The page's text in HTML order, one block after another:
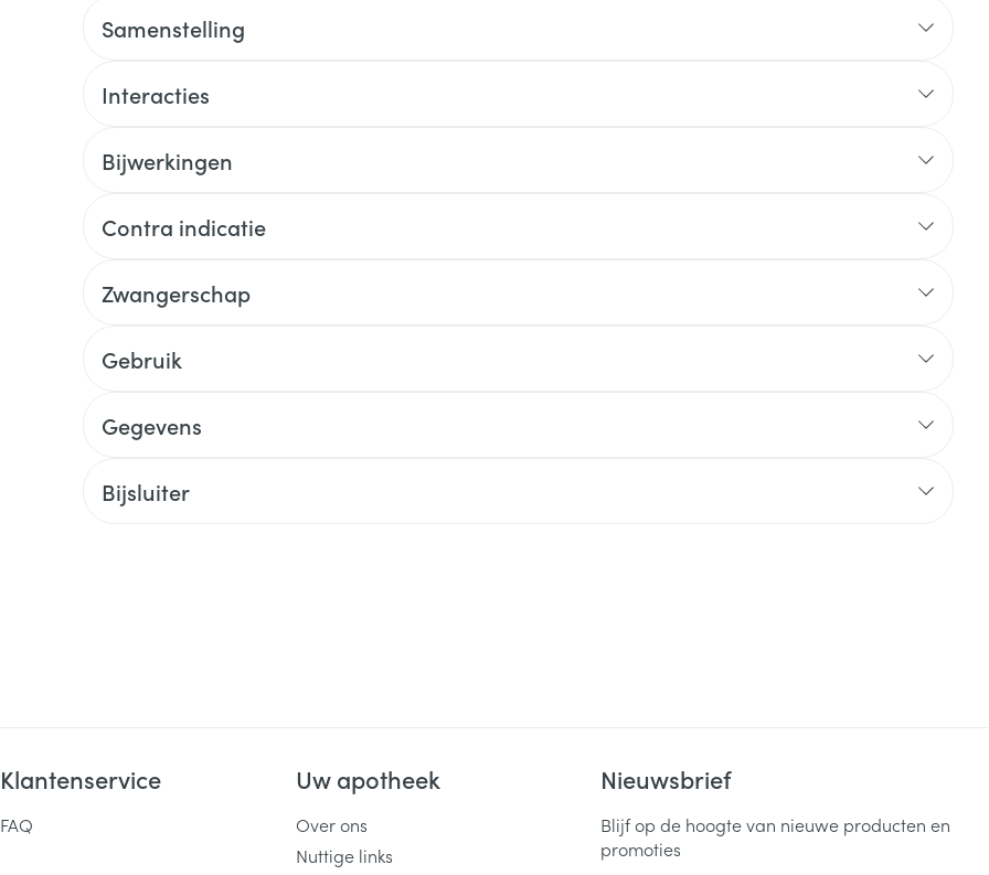
Samenstelling
Interacties
Bijwerkingen
Contra indicatie
Zwangerschap
Gebruik
Gegevens
Bijsluiter
Klantenservice
FAQ
Uw apotheek
Over ons
Nuttige links
Nieuwsbrief
Blijf op de hoogte van nieuwe producten en
promoties